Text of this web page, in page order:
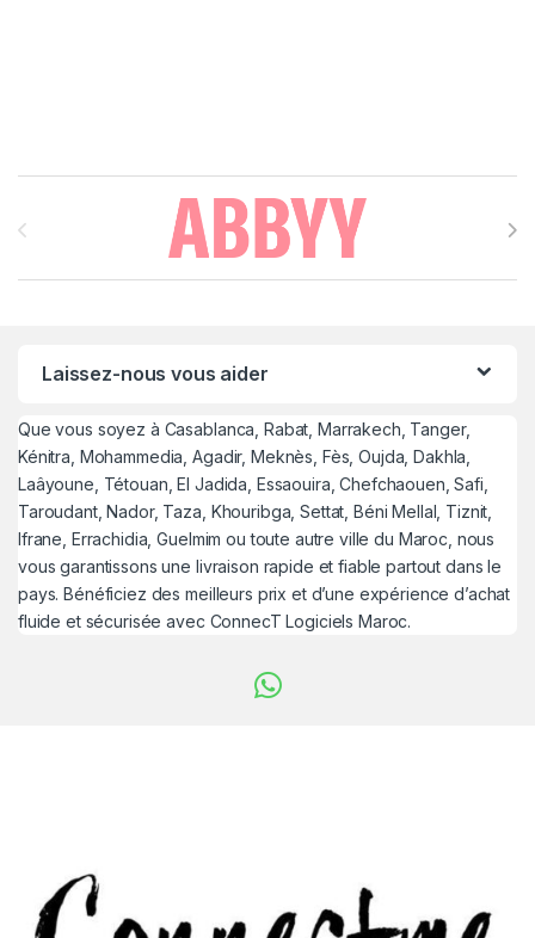
Brands Carousel
Laissez-nous vous aider
Que vous soyez à Casablanca, Rabat, Marrakech, Tanger,
Kénitra, Mohammedia, Agadir, Meknès, Fès, Oujda, Dakhla,
Laâyoune, Tétouan, El Jadida, Essaouira, Chefchaouen, Safi,
Taroudant, Nador, Taza, Khouribga, Settat, Béni Mellal, Tiznit,
Ifrane, Errachidia, Guelmim ou toute autre ville du Maroc, nous
vous garantissons une livraison rapide et fiable partout dans le
pays. Bénéficiez des meilleurs prix et d’une expérience d’achat
fluide et sécurisée avec ConnecT Logiciels Maroc.